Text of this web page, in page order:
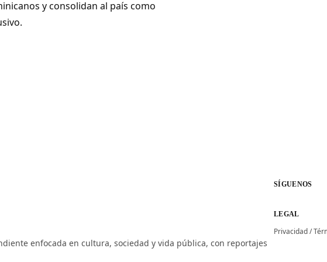
y consolidan al país como
enfocada en cultura, sociedad y vida pública, con reportajes
SÍGUENOS
LEGAL
Privacidad/